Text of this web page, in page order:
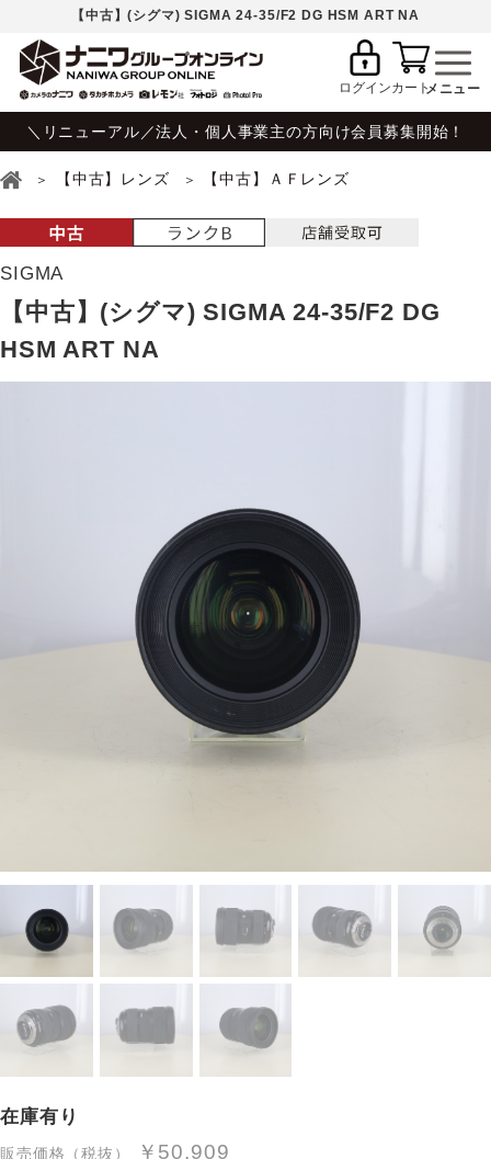
【中古】(シグマ) SIGMA 24-35/F2 DG HSM ART NA
ログインカート
＼リニューアル／法人・個人事業主の方向け会員募集開始！
【中古】レンズ 【中古】ＡＦレンズ
SIGMA
【中古】(シグマ) SIGMA 24-35/F2 DG
HSM ART NA
在庫有り
販売価格（税抜） ￥50,909